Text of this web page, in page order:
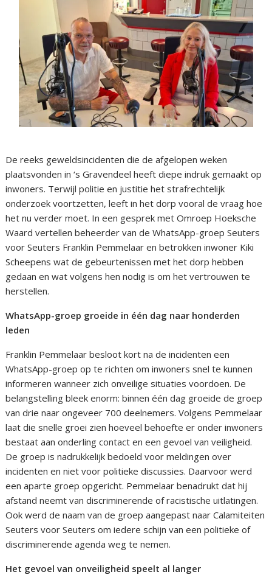
De reeks geweldsincidenten die de afgelopen weken
plaatsvonden in ‘s Gravendeel heeft diepe indruk gemaakt op
inwoners. Terwijl politie en justitie het strafrechtelijk
onderzoek voortzetten, leeft in het dorp vooral de vraag hoe
het nu verder moet. In een gesprek met Omroep Hoeksche
Waard vertellen beheerder van de WhatsApp-groep Seuters
voor Seuters Franklin Pemmelaar en betrokken inwoner Kiki
Scheepens wat de gebeurtenissen met het dorp hebben
gedaan en wat volgens hen nodig is om het vertrouwen te
herstellen.
WhatsApp-groep groeide in één dag naar honderden
leden
Franklin Pemmelaar besloot kort na de incidenten een
WhatsApp-groep op te richten om inwoners snel te kunnen
informeren wanneer zich onveilige situaties voordoen. De
belangstelling bleek enorm: binnen één dag groeide de groep
van drie naar ongeveer 700 deelnemers. Volgens Pemmelaar
laat die snelle groei zien hoeveel behoefte er onder inwoners
bestaat aan onderling contact en een gevoel van veiligheid.
De groep is nadrukkelijk bedoeld voor meldingen over
incidenten en niet voor politieke discussies. Daarvoor werd
een aparte groep opgericht. Pemmelaar benadrukt dat hij
afstand neemt van discriminerende of racistische uitlatingen.
Ook werd de naam van de groep aangepast naar Calamiteiten
Seuters voor Seuters om iedere schijn van een politieke of
discriminerende agenda weg te nemen.
Het gevoel van onveiligheid speelt al langer